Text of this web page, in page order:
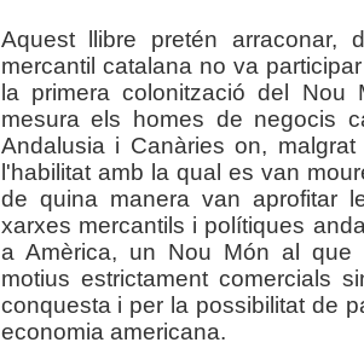
Aquest llibre pretén arraconar,
mercantil catalana no va
la primera colonització del Nou
mesura els homes de negocis
Andalusia i Canàries on,
l'habilitat amb la qual es van
de quina manera van aprofitar
xarxes mercantils i polítiques
a Amèrica, un Nou Món al que
motius estrictament comercials
conquesta i per la possibilitat de
economia americana.